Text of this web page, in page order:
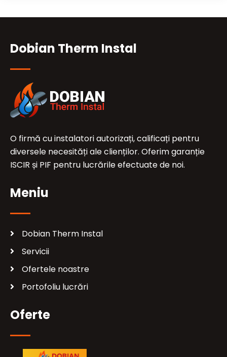
Dobian Therm Instal
O firmă cu instalatori autorizați, calificați pentru
diversele necesități ale clienților. Oferim garanție
ISCIR și PIF pentru lucrările efectuate de noi.
Meniu
Dobian Therm Instal
Servicii
Ofertele noastre
Portofoliu lucrări
Oferte